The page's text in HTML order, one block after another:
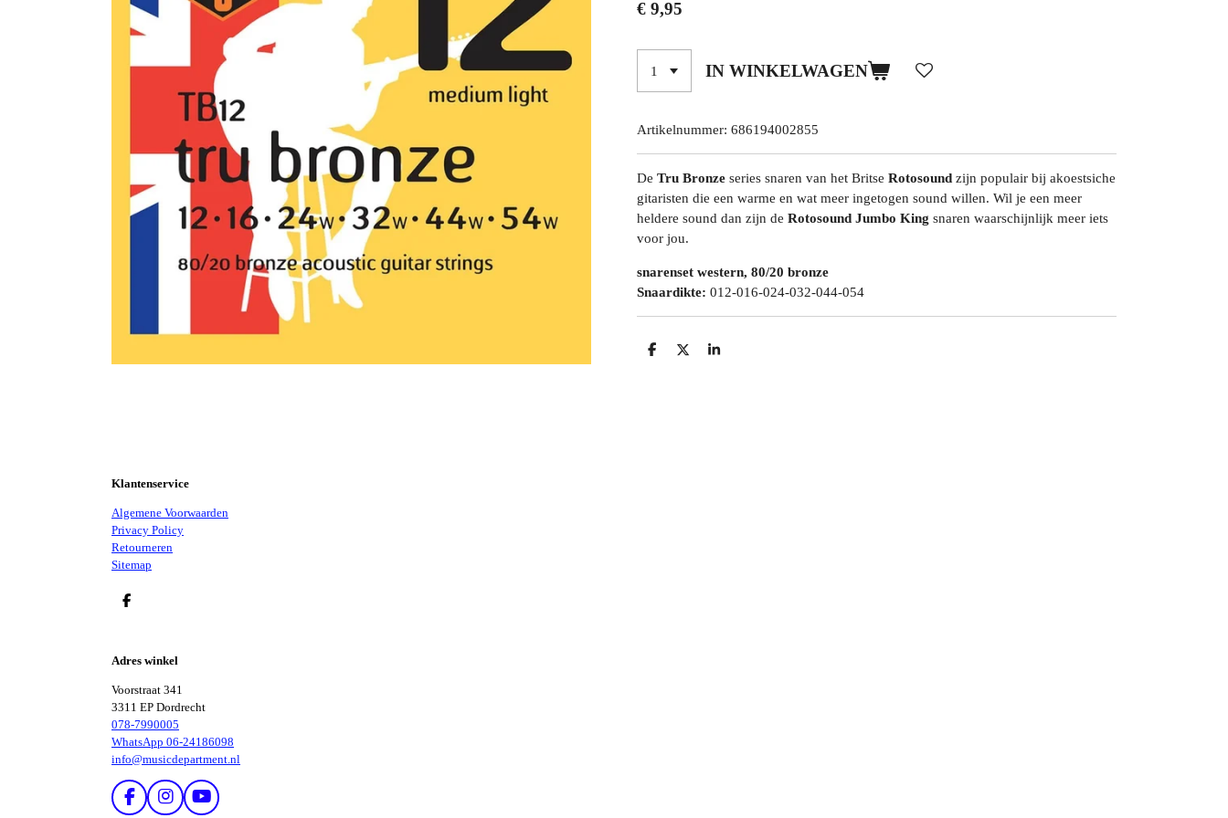
€ 9,95
IN WINKELWAGEN
Artikelnummer: 686194002855
De Tru Bronze series snaren van het Britse Rotosound zijn populair bij akoestsiche
gitaristen die een warme en wat meer ingetogen sound willen. Wil je een meer
heldere sound dan zijn de Rotosound Jumbo King snaren waarschijnlijk meer iets
voor jou.
snarenset western, 80/20 bronze
Snaardikte: 012-016-024-032-044-054
D
D
S
Klantenservice
Algemene Voorwaarden
Privacy Policy
Retourneren
Sitemap
D
N
Adres winkel
Voorstraat 341
3311 EP Dordrecht
078-7990005
WhatsApp 06-24186098
info@musicdepartment.nl
F
I
Y